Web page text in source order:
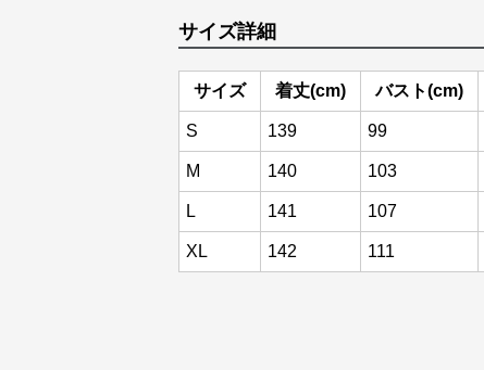
サイズ詳細
サイズ 着丈(cm) バスト(cm)
S 139 99
M 140 103
L 141 107
XL 142 111